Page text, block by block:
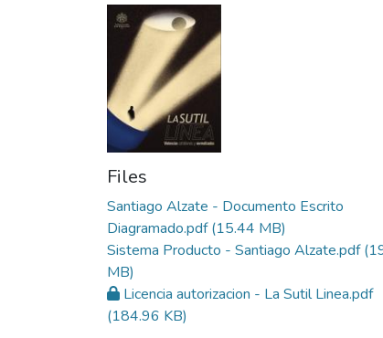
Files
Santiago Alzate - Documento Escrito
Diagramado.pdf(15.44 MB)
Sistema Producto - Santiago Alzate.pdf
MB)
Licencia autorizacion - La Sutil Linea.pdf
(184.96 KB)